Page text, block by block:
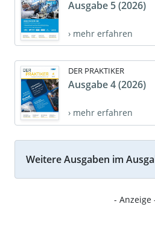
Ausgabe 5 (2026)
› mehr erfahren
DER PRAKTIKER
Ausgabe 4 (2026)
› mehr erfahren
Weitere Ausgaben im
- Anzeige